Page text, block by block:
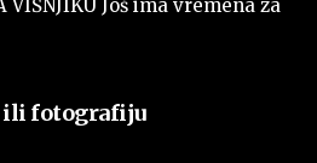
VIŠNJIKU Još ima vremena za
ili fotografiju